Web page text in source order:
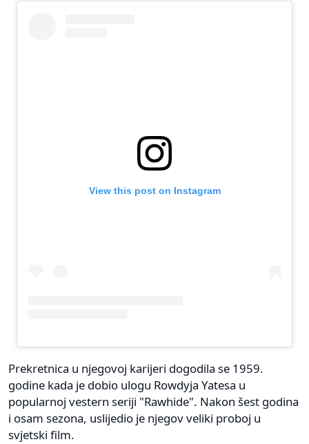
View this post on Instagram
Prekretnica u njegovoj karijeri dogodila se 1959.
godine kada je dobio ulogu Rowdyja Yatesa u
popularnoj vestern seriji "Rawhide". Nakon šest godina
i osam sezona, uslijedio je njegov veliki proboj u
svjetski film.